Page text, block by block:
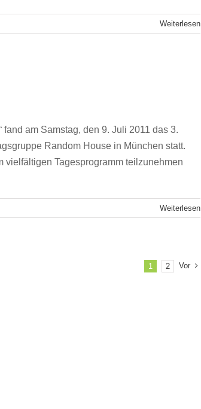
Weiterlesen
am Samstag, den 9. Juli 2011 das 3.
Random House in München statt.
vielfältigen Tagesprogramm teilzunehmen
Weiterlesen
1 2 Vor